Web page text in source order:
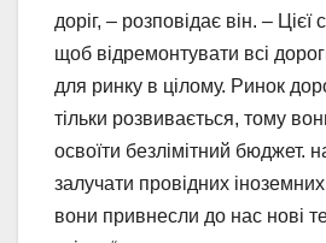
доріг, – розповідає він. –
щоб відремонтувати всі
для ринку в цілому. Ринок
тільки розвивається, тому
освоїти безлімітний бюджет.
залучати провідних
вони привнесли до нас нові